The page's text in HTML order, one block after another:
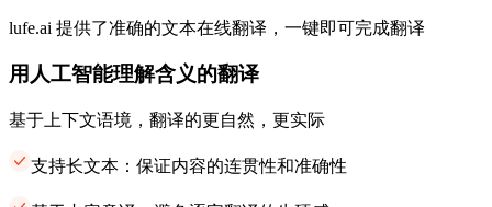
lufe.ai 提供了准确的文本在线翻译，一键即可完成翻译
用人工智能理解含义的翻译
基于上下文语境，翻译的更自然，更实际
支持长文本：保证内容的连贯性和准确性